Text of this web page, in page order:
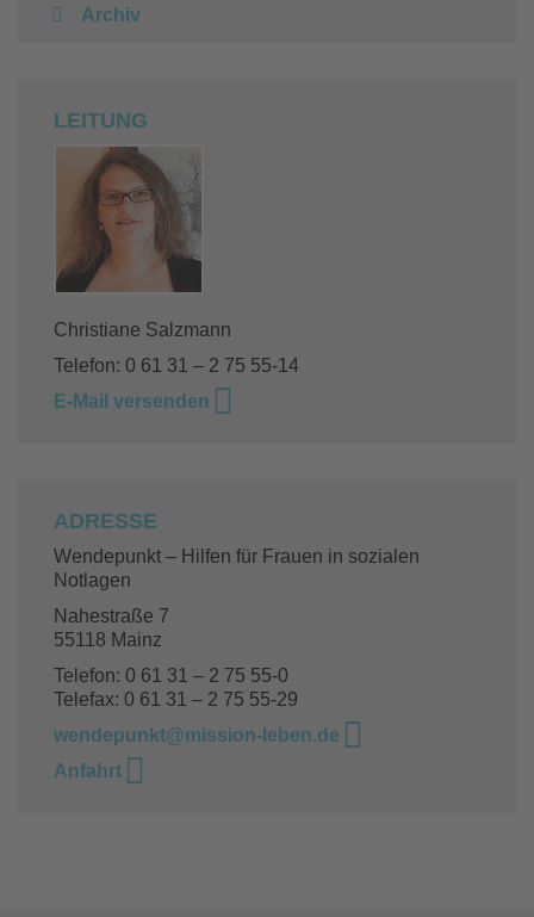
Archiv
LEITUNG
Christiane Salzmann
Telefon: 0 61 31 – 2 75 55-14
E-Mail versenden
ADRESSE
Wendepunkt – Hilfen für Frauen in sozialen
Notlagen
Nahestraße 7
55118 Mainz
Telefon: 0 61 31 – 2 75 55-0
Telefax: 0 61 31 – 2 75 55-29
wendepunkt@mission-leben.de
Anfahrt